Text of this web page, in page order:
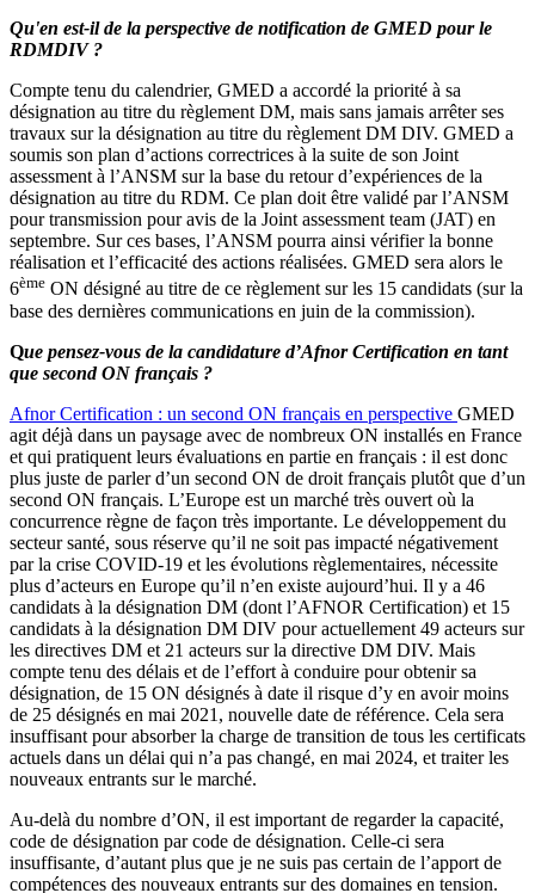
Qu'en est-il de la perspective de notification de GMED pour le
RDMDIV ?
Compte tenu du calendrier, GMED a accordé la priorité à sa
désignation au titre du règlement DM, mais sans jamais arrêter ses
travaux sur la désignation au titre du règlement DM DIV. GMED a
soumis son plan d’actions correctrices à la suite de son Joint
assessment à l’ANSM sur la base du retour d’expériences de la
désignation au titre du RDM. Ce plan doit être validé par l’ANSM
pour transmission pour avis de la Joint assessment team (JAT) en
septembre. Sur ces bases, l’ANSM pourra ainsi vérifier la bonne
réalisation et l’efficacité des actions réalisées. GMED sera alors le
6ème ON désigné au titre de ce règlement sur les 15 candidats (sur la
base des dernières communications en juin de la commission).
Que pensez-vous de la candidature d’Afnor Certification en tant
que second ON français ?
Afnor Certification : un second ON français en perspective GMED
agit déjà dans un paysage avec de nombreux ON installés en France
et qui pratiquent leurs évaluations en partie en français : il est donc
plus juste de parler d’un second ON de droit français plutôt que d’un
second ON français. L’Europe est un marché très ouvert où la
concurrence règne de façon très importante. Le développement du
secteur santé, sous réserve qu’il ne soit pas impacté négativement
par la crise COVID-19 et les évolutions règlementaires, nécessite
plus d’acteurs en Europe qu’il n’en existe aujourd’hui. Il y a 46
candidats à la désignation DM (dont l’AFNOR Certification) et 15
candidats à la désignation DM DIV pour actuellement 49 acteurs sur
les directives DM et 21 acteurs sur la directive DM DIV. Mais
compte tenu des délais et de l’effort à conduire pour obtenir sa
désignation, de 15 ON désignés à date il risque d’y en avoir moins
de 25 désignés en mai 2021, nouvelle date de référence. Cela sera
insuffisant pour absorber la charge de transition de tous les certificats
actuels dans un délai qui n’a pas changé, en mai 2024, et traiter les
nouveaux entrants sur le marché.
Au-delà du nombre d’ON, il est important de regarder la capacité,
code de désignation par code de désignation. Celle-ci sera
insuffisante, d’autant plus que je ne suis pas certain de l’apport de
compétences des nouveaux entrants sur des domaines en tension.